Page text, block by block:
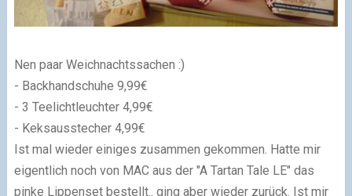
Nen paar Weichnachtssachen :)
- Backhandschuhe 9,99€
- 3 Teelichtleuchter 4,99€
- Keksausstecher 4,99€
Ist mal wieder einiges zusammen gekommen. Hatte mir
eigentlich noch von MAC aus der "A Tartan Tale LE" das
pinke Lippenset bestellt.. ging aber wieder zurück. Ist mir